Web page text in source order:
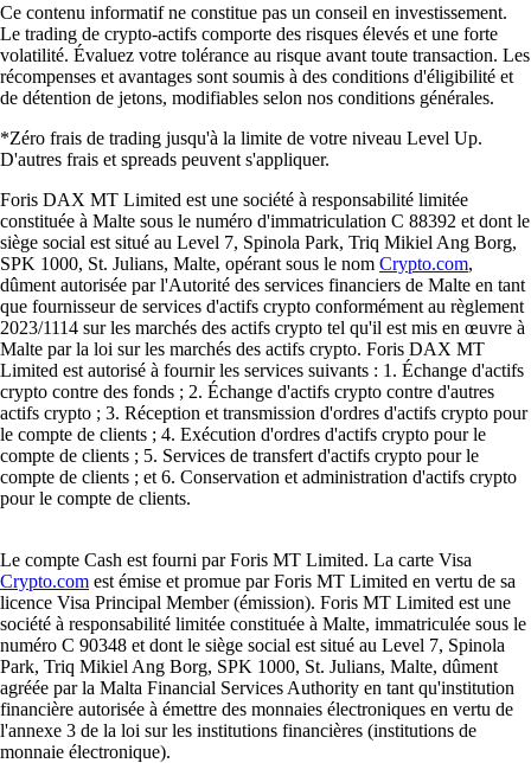
Ce contenu informatif ne constitue pas un conseil en investissement.
Le trading de crypto-actifs comporte des risques élevés et une forte
volatilité. Évaluez votre tolérance au risque avant toute transaction. Les
récompenses et avantages sont soumis à des conditions d'éligibilité et
de détention de jetons, modifiables selon nos conditions générales.
*Zéro frais de trading jusqu'à la limite de votre niveau Level Up.
D'autres frais et spreads peuvent s'appliquer.
Foris DAX MT Limited est une société à responsabilité limitée
constituée à Malte sous le numéro d'immatriculation C 88392 et dont le
siège social est situé au Level 7, Spinola Park, Triq Mikiel Ang Borg,
SPK 1000, St. Julians, Malte, opérant sous le nom Crypto.com,
dûment autorisée par l'Autorité des services financiers de Malte en tant
que fournisseur de services d'actifs crypto conformément au règlement
2023/1114 sur les marchés des actifs crypto tel qu'il est mis en œuvre à
Malte par la loi sur les marchés des actifs crypto. Foris DAX MT
Limited est autorisé à fournir les services suivants : 1. Échange d'actifs
crypto contre des fonds ; 2. Échange d'actifs crypto contre d'autres
actifs crypto ; 3. Réception et transmission d'ordres d'actifs crypto pour
le compte de clients ; 4. Exécution d'ordres d'actifs crypto pour le
compte de clients ; 5. Services de transfert d'actifs crypto pour le
compte de clients ; et 6. Conservation et administration d'actifs crypto
pour le compte de clients.
Le compte Cash est fourni par Foris MT Limited. La carte Visa
Crypto.com est émise et promue par Foris MT Limited en vertu de sa
licence Visa Principal Member (émission). Foris MT Limited est une
société à responsabilité limitée constituée à Malte, immatriculée sous le
numéro C 90348 et dont le siège social est situé au Level 7, Spinola
Park, Triq Mikiel Ang Borg, SPK 1000, St. Julians, Malte, dûment
agréée par la Malta Financial Services Authority en tant qu'institution
financière autorisée à émettre des monnaies électroniques en vertu de
l'annexe 3 de la loi sur les institutions financières (institutions de
monnaie électronique).